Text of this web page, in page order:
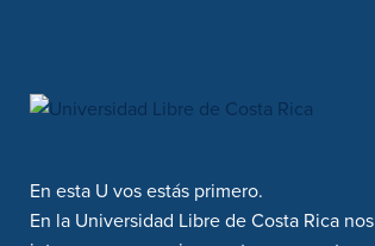
En esta U vos estás primero.
En la Universidad Libre de Costa Rica nos